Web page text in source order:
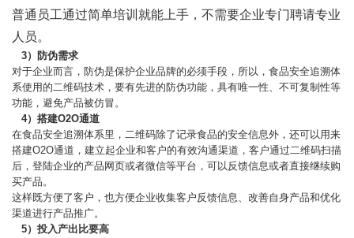
普通员工通过简单培训就能上手，不需要企业专门聘请专业
人员。
3）
防伪需求
对于企业而言，防伪是保护企业品牌的必须手段，所以，食品安全追溯体
系使用的二维码技术，要有先进的防伪功能，具有唯一性、不可复制性等
功能，避免产品被仿冒。
4） 搭建O2O通道
在食品安全追溯体系里，二维码除了记录食品的安全信息外，还可以用来
搭建O2O通道，建立起企业和客户的有效沟通渠道，客户通过二维码扫描
后，登陆企业的产品网页或者微信等平台，可以反馈信息或者直接继续购
买产品。
这样既方便了客户，也方便企业收集客户反馈信息、改善自身产品和优化
渠道进行产品推广。
5） 投入产出比要高